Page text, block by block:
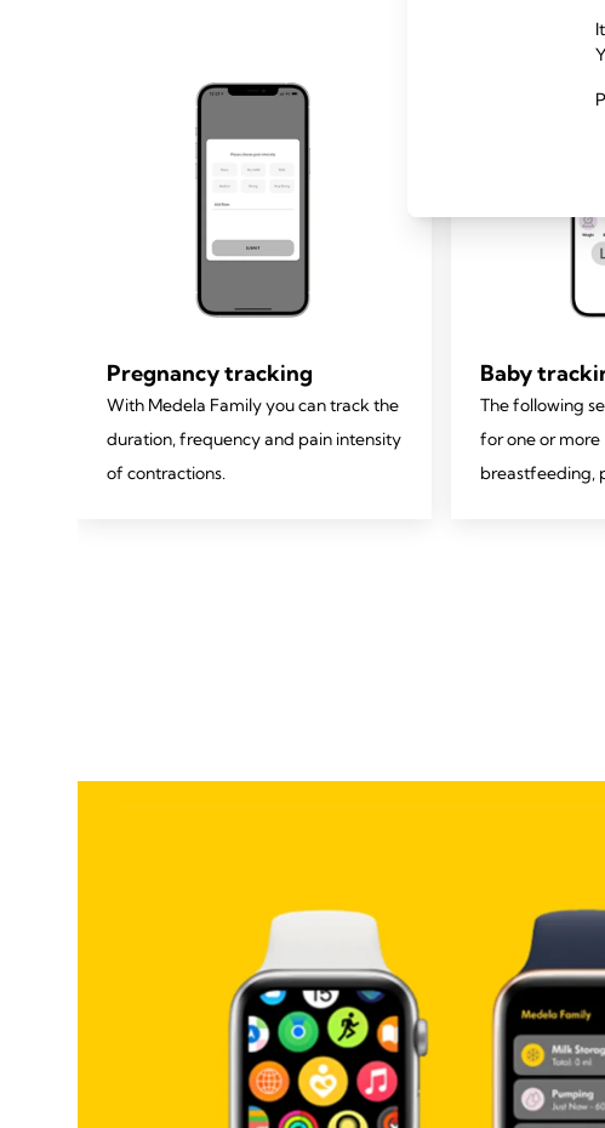
Pregnancy tracking
With Medela Family you can track the
duration, frequency and pain intensity
of contractions.
Baby
The following
for one or more
breastfeeding,